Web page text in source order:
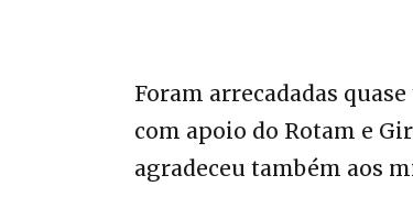
Foram arrecadadas
com apoio do Rotam e
agradeceu também aos